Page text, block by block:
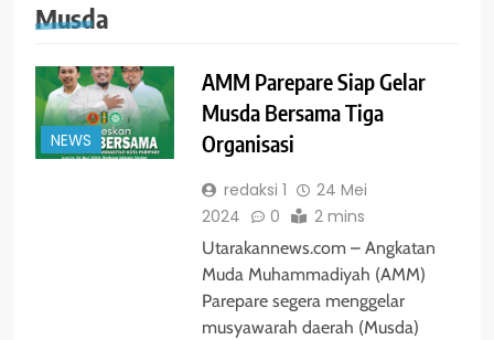
Musda
NEWS
AMM Parepare Siap Gelar
Musda Bersama Tiga
Organisasi
redaksi 1
24 Mei
2024
0 2 mins
Utarakannews.com – Angkatan
Muda Muhammadiyah (AMM)
Parepare segera menggelar
musyawarah daerah (Musda)